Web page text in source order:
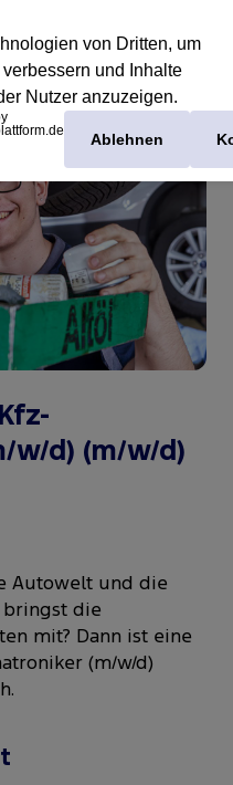
w/d) (m/w/d)
Autowelt und die
die
mit? Dann ist eine
(m/w/d)